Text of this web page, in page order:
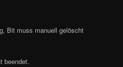
Bit muss manuell gelöscht
beendet.